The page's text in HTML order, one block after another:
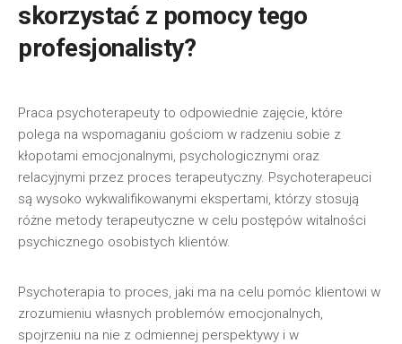
skorzystać z pomocy tego
profesjonalisty?
Praca psychoterapeuty to odpowiednie zajęcie, które
polega na wspomaganiu gościom w radzeniu sobie z
kłopotami emocjonalnymi, psychologicznymi oraz
relacyjnymi przez proces terapeutyczny. Psychoterapeuci
są wysoko wykwalifikowanymi ekspertami, którzy stosują
różne metody terapeutyczne w celu postępów witalności
psychicznego osobistych klientów.
Psychoterapia to proces, jaki ma na celu pomóc klientowi w
zrozumieniu własnych problemów emocjonalnych,
spojrzeniu na nie z odmiennej perspektywy i w